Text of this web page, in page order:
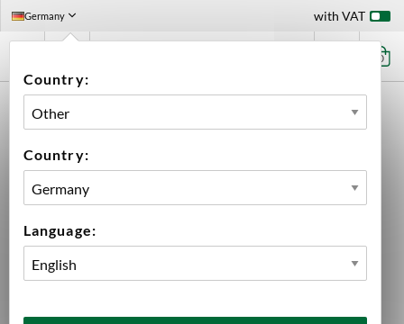
Germany
Country:
Country:
Language:
with VAT
0
AMERICAN IPA 23 LITER MANGROVE JACK'S